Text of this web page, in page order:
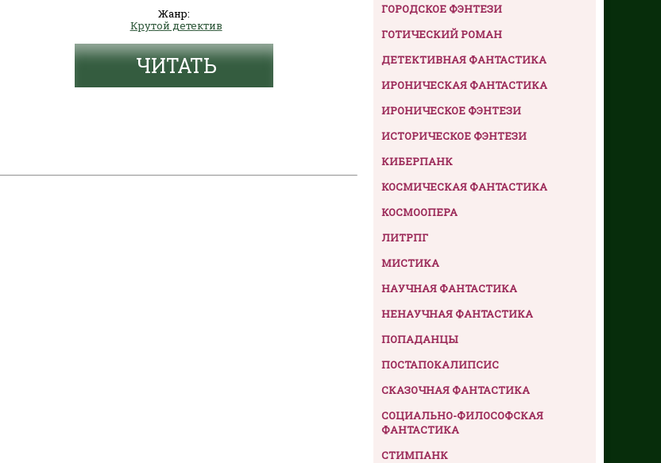
Жанр:
Крутой детектив
ЧИТАТЬ
ГОРОДСКОЕ ФЭНТЕЗИ
ГОТИЧЕСКИЙ РОМАН
ДЕТЕКТИВНАЯ ФАНТАСТИКА
ИРОНИЧЕСКАЯ ФАНТАСТИКА
ИРОНИЧЕСКОЕ ФЭНТЕЗИ
ИСТОРИЧЕСКОЕ ФЭНТЕЗИ
КИБЕРПАНК
КОСМИЧЕСКАЯ ФАНТАСТИКА
КОСМООПЕРА
ЛИТРПГ
МИСТИКА
НАУЧНАЯ ФАНТАСТИКА
НЕНАУЧНАЯ ФАНТАСТИКА
ПОПАДАНЦЫ
ПОСТАПОКАЛИПСИС
СКАЗОЧНАЯ ФАНТАСТИКА
СОЦИАЛЬНО-ФИЛОСОФСКАЯ
ФАНТАСТИКА
СТИМПАНК